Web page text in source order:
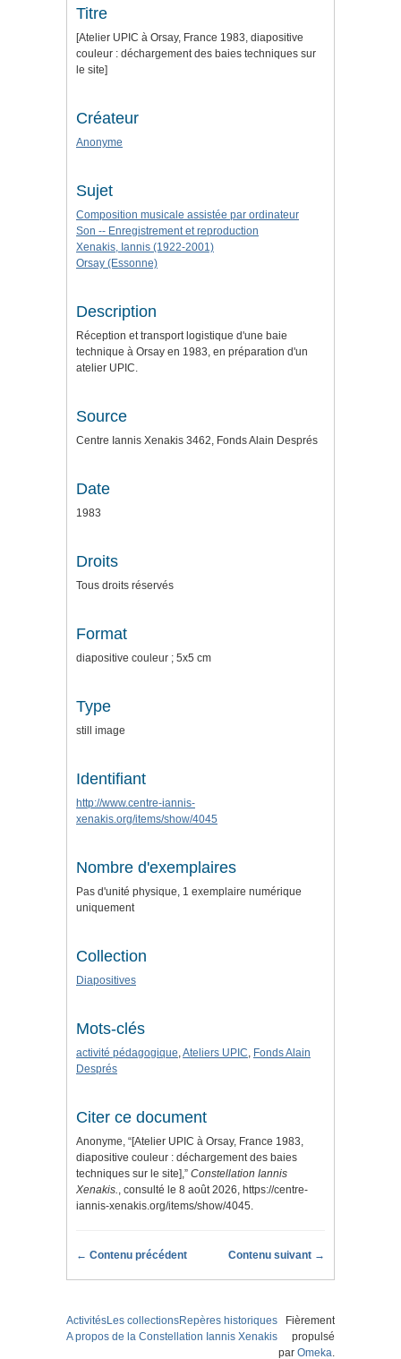
Titre
[Atelier UPIC à Orsay, France 1983, diapositive
couleur : déchargement des baies techniques sur
le site]
Créateur
Anonyme
Sujet
Composition musicale assistée par ordinateur
Son -- Enregistrement et reproduction
Xenakis, Iannis (1922-2001)
Orsay (Essonne)
Description
Réception et transport logistique d'une baie
technique à Orsay en 1983, en préparation d'un
atelier UPIC.
Source
Centre Iannis Xenakis 3462, Fonds Alain Després
Date
1983
Droits
Tous droits réservés
Format
diapositive couleur ; 5x5 cm
Type
still image
Identifiant
http://www.centre-iannis-
xenakis.org/items/show/4045
Nombre d'exemplaires
Pas d'unité physique, 1 exemplaire numérique
uniquement
Collection
Diapositives
Mots-clés
activité pédagogique,Ateliers UPIC, Fonds Alain
Després
Citer ce document
Anonyme, “[Atelier UPIC à Orsay, France 1983,
diapositive couleur : déchargement des baies
techniques sur le site],” Constellation Iannis
Xenakis., consulté le 8 août 2026, https://centre-
iannis-xenakis.org/items/show/4045.
← Contenu précédent Contenu suivant →
ActivitésLes collectionsRepères historiques
A propos de la Constellation Iannis Xenakis
Fièrement
propulsé
par Omeka.